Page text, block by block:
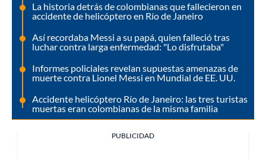
La historia detrás de colombianas que fallecieron en
accidente de helicóptero en Río de Janeiro
Así recordaba Messi a su papá, quien falleció tras
luchar contra larga enfermedad: "Lo disfrutaba"
Informes policiales revelan supuestas amenazas de
muerte contra Lionel Messi en Mundial de EE. UU.
Accidente helicóptero Río de Janeiro: las tres turistas
muertas eran colombianas de la misma familia
PUBLICIDAD